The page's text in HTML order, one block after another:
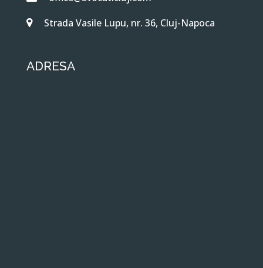
Strada Vasile Lupu, nr. 36, Cluj-Napoca
ADRESA